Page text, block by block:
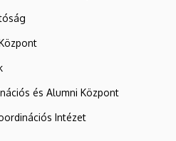
és Alumni Központ
Intézet